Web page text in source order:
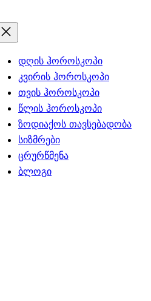
დღის ჰოროსკოპი
კვირის ჰოროსკოპი
თვის ჰოროსკოპი
წლის ჰოროსკოპი
ზოდიაქოს თავსებადობა
სიზმრები
ცრურწმენა
ბლოგი